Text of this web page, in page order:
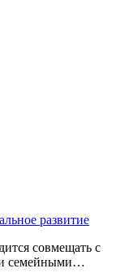
развитие
совмещать с
и семейными…